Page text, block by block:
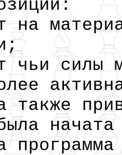
на
чьи силы
также